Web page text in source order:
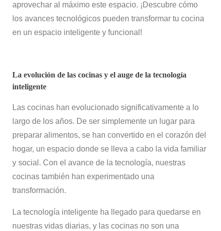
aprovechar al máximo este espacio. ¡Descubre cómo
los avances tecnológicos pueden transformar tu cocina
en un espacio inteligente y funcional!
La evolución de las cocinas y el auge de la tecnología
inteligente
Las cocinas han evolucionado significativamente a lo
largo de los años. De ser simplemente un lugar para
preparar alimentos, se han convertido en el corazón del
hogar, un espacio donde se lleva a cabo la vida familiar
y social. Con el avance de la tecnología, nuestras
cocinas también han experimentado una
transformación.
La tecnología inteligente ha llegado para quedarse en
nuestras vidas diarias, y las cocinas no son una